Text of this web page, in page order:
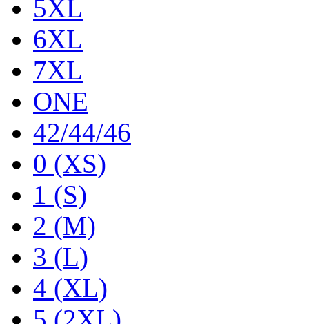
5XL
6XL
7XL
ONE
42/44/46
0 (XS)
1 (S)
2 (M)
3 (L)
4 (XL)